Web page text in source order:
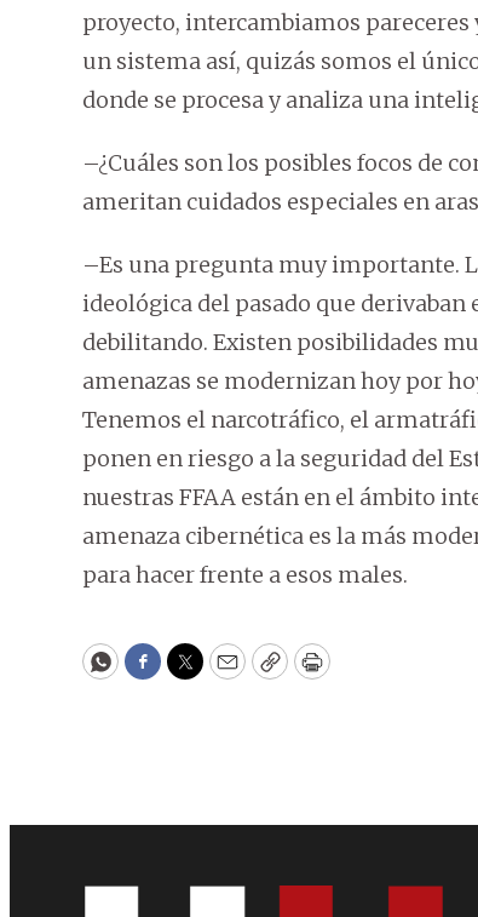
proyecto, intercambiamos
un sistema así, quizás somos el
donde se procesa y analiza una
–¿Cuáles son los posibles focos de
ameritan cuidados especiales en
–Es una pregunta muy importante.
ideológica del pasado que
debilitando. Existen posibilidades
amenazas se modernizan hoy por
Tenemos el narcotráfico, el
ponen en riesgo a la seguridad del
nuestras FFAA están en el ámbito
amenaza cibernética es la más
para hacer frente a esos males.
WhatsApp
Facebook
Twitter
EmailCopyPrint